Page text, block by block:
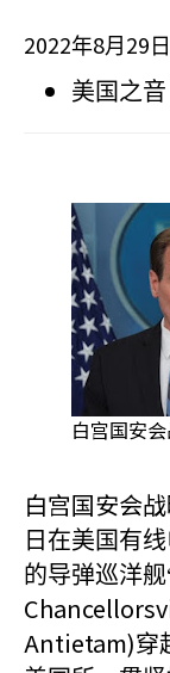
2022年8月 29 日
美国之音
白宫国安
白宫国安会
日在美国有
的导弹巡洋
Antietam)穿